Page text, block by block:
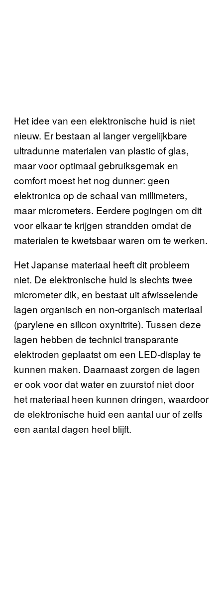
Het idee van een elektronische huid is niet
nieuw. Er bestaan al langer vergelijkbare
ultradunne materialen van plastic of glas,
maar voor optimaal gebruiksgemak en
comfort moest het nog dunner: geen
elektronica op de schaal van millimeters,
maar micrometers. Eerdere pogingen om dit
voor elkaar te krijgen strandden omdat de
materialen te kwetsbaar waren om te werken.
Het Japanse materiaal heeft dit probleem
niet. De elektronische huid is slechts twee
micrometer dik, en bestaat uit afwisselende
lagen organisch en non-organisch materiaal
(parylene en silicon oxynitrite). Tussen deze
lagen hebben de technici transparante
elektroden geplaatst om een LED-display te
kunnen maken. Daarnaast zorgen de lagen
er ook voor dat water en zuurstof niet door
het materiaal heen kunnen dringen, waardoor
de elektronische huid een aantal uur of zelfs
een aantal dagen heel blijft.